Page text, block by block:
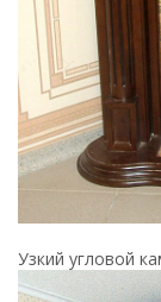
Узкий угловой